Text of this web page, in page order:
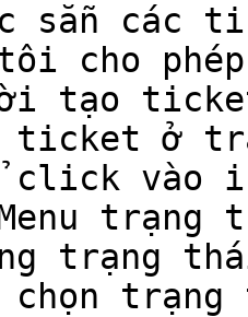
sẵn các
cho
tạo
ticket ở
click vào
trạng
chọn